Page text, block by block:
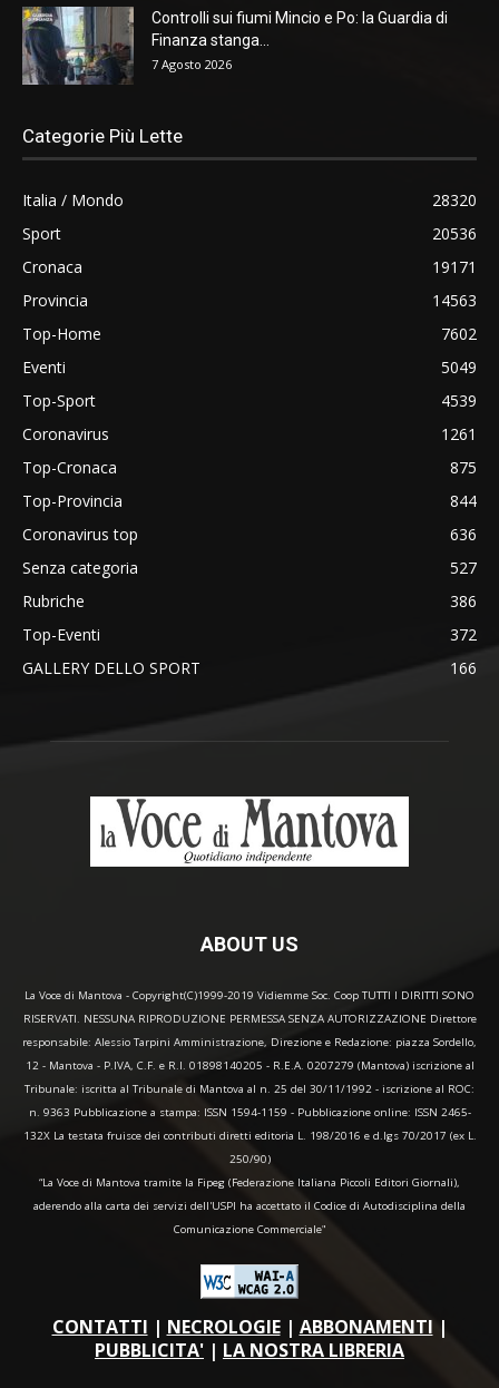
Controlli sui fiumi Mincio e Po: la Guardia di
Finanza stanga...
7 Agosto 2026
Categorie Più Lette
Italia / Mondo
28320
Sport
20536
Cronaca
19171
Provincia
14563
Top-Home
7602
Eventi
5049
Top-Sport
4539
Coronavirus
1261
Top-Cronaca
875
Top-Provincia
844
Coronavirus top
636
Senza categoria
527
Rubriche
386
Top-Eventi
372
GALLERY DELLO SPORT
166
ABOUT US
La Voce di Mantova - Copyright(C)1999-2019 Vidiemme Soc. Coop TUTTI I DIRITTI SONO
RISERVATI. NESSUNA RIPRODUZIONE PERMESSA SENZA AUTORIZZAZIONE Direttore
responsabile: Alessio Tarpini Amministrazione, Direzione e Redazione: piazza Sordello,
12 - Mantova - P.IVA, C.F. e R.I. 01898140205 - R.E.A. 0207279 (Mantova) iscrizione al
Tribunale: iscritta al Tribunale di Mantova al n. 25 del 30/11/1992 - iscrizione al ROC:
n. 9363 Pubblicazione a stampa: ISSN 1594-1159 - Pubblicazione online: ISSN 2465-
132X La testata fruisce dei contributi diretti editoria L. 198/2016 e d.lgs 70/2017 (ex L.
250/90)
“La Voce di Mantova tramite la Fipeg (Federazione Italiana Piccoli Editori Giornali),
aderendo alla carta dei servizi dell'USPI ha accettato il Codice di Autodisciplina della
Comunicazione Commerciale"
CONTATTI | NECROLOGIE| ABBONAMENTI |
PUBBLICITA' | LA NOSTRA LIBRERIA